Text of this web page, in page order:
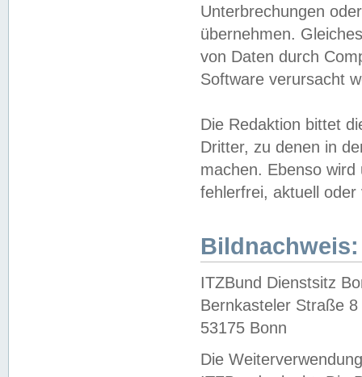
Unterbrechungen
übernehmen.
von Daten durch
Software verursacht
Die Redaktion bittet
Dritter, zu denen in
machen. Ebenso
fehlerfrei, aktuell oder
Bildnachweis:
ITZBund Dienstsitz
Bernkasteler Straße 8
53175 Bonn
Die